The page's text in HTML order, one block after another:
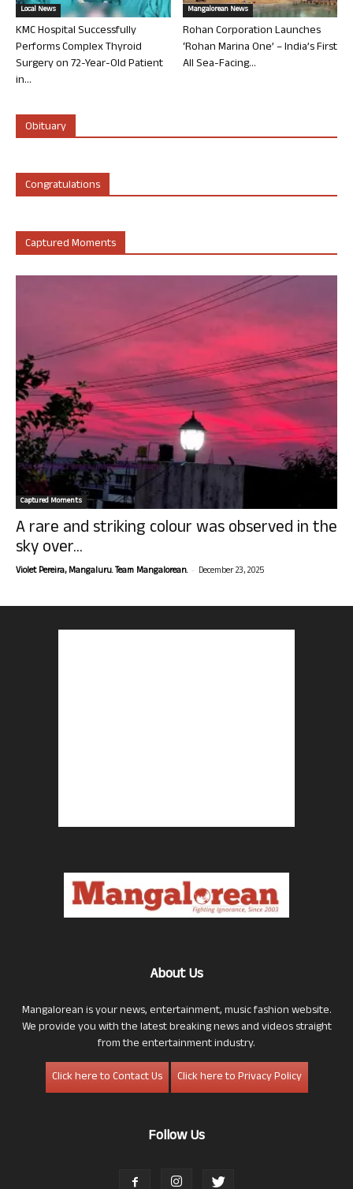
Local News
KMC Hospital Successfully
Performs Complex Thyroid
Surgery on 72-Year-Old Patient
in...
Mangalorean News
Rohan Corporation Launches
‘Rohan Marina One’ – India’s First
All Sea-Facing...
Obituary
Congratulations
Captured Moments
Captured Moments
A rare and striking colour was observed in the
sky over...
Violet Pereira, Mangaluru. Team Mangalorean. - December 23, 2025
About Us
Mangalorean is your news, entertainment, music fashion website.
We provide you with the latest breaking news and videos straight
from the entertainment industry.
Click here to Contact Us
Click here to Privacy Policy
Follow Us